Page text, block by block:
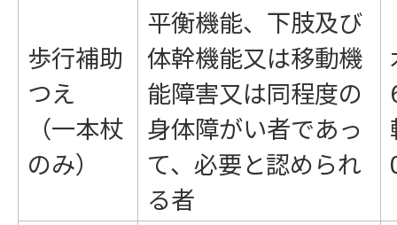
歩行補助
つえ
（一本杖
のみ）
平衡機能、下肢及び
体幹機能又は移動機
能障害又は同程度の
身体障がい者であっ
て、必要と認められ
る者